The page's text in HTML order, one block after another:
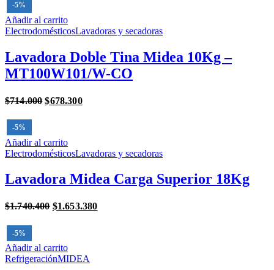
$286.700.
-5%
Añadir al carrito
ElectrodomésticosLavadoras y secadoras
Lavadora Doble Tina Midea 10Kg –
MT100W101/W-CO
$714.000 Original
$714.000.
$678.300Current
-5%
Añadir al carrito
ElectrodomésticosLavadoras y secadoras
Lavadora Midea Carga Superior 18Kg
$1.740.400 Original
$1.740.400.
$1.653.380Current
-5%
Añadir al carrito
RefrigeraciónMIDEA